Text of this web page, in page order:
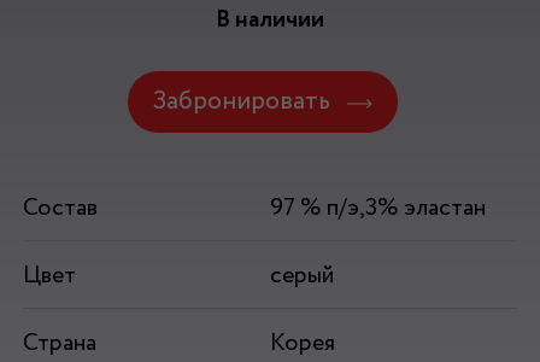
В наличии
Забронировать
Состав
97 % п/э,3% эластан
Цвет
серый
Страна
Корея